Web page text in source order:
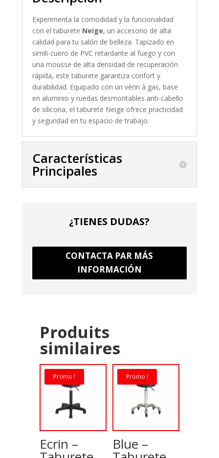
Experimenta la comodidad y la funcionalidad
con el taburete Neige, un accesorio de alta
calidad para tu salón de belleza. Tapizado en
simili-cuero de PVC retardante al fuego y con
una mousse de alta densidad de recuperación
rápida, este taburete garantiza confort y
durabilidad. Equipado con un vérin à gas, base
en aluminio y ruedas desmontables anti-cabello
de silicona, el taburete Neige ofrece practicidad
y seguridad en tu espacio de trabajo.
Características
Principales
¿TIENES DUDAS?
CONTACTA PAR MÁS
INFORMACIÓN
Produits
similaires
Promo !
Ecrin –
Promo !
Blue –